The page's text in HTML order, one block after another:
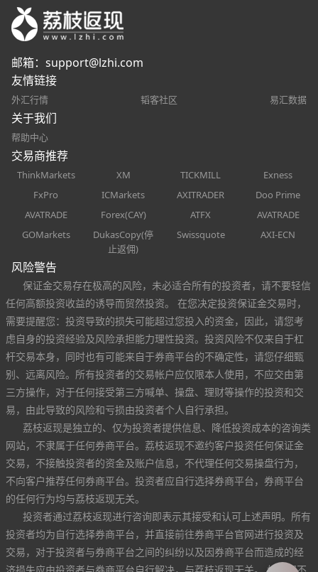
邮箱： support@lzhi.com
友情链接
外汇行情 韬客社区 易汇数据
关于我们
帮助中心
交易商推荐
ThinkMarkets XM TICKMILL
Exness
FxPro
ICMarkets AXITRADER
Doo Prime
AVATRADE
Forex(CAY) ATFX
AVATRADE
GOMarkets
DukasCopy(停
止返佣)
Swissquote AXI-ECN
风险警告
保证金交易存在极高的风险，未必适合所有的投资者，请不要轻信
任何高额投资收益的诱导而贸然投资。 在您决定投资保证金交易时，
需要提醒您：投资导致的损失可能超过您投入的资金，因此，请您考
虑自身的投资经验及风险承担能力理性投资。投资风险不仅来自于杠
杆交易本身，同时也有可能来自于券商平台的不确定性，请您仔细甄
别、远离风险。所有投资者的交易帐户应仅限本人使用，不应交由第
三方操作，对于任何接受第三方喊单、操盘、理财等操作的投资和交
易，由此导致的风险和亏损由投资者个人自行承担。
荔枝返现是独立的、仅为投资者提供信息、降低投资成本的咨询类
网站，不隶属于任何券商平台。荔枝返现不邀约客户投资任何保证金
交易，不接触投资者的资金及账户信息，不代理任何交易操盘行为，
不向客户推荐任何券商平台。投资者应自行选择券商平台，券商平台
的任何行为均与荔枝返现无关。
投资者通过荔枝返现进行咨询即表示其接受和认可上述声明。所有
投资者均为自行选择券商平台，并直接前往券商平台官网进行投资及
交易，对于投资者与券商平台之间的纠纷以及因券商平台而造成的经